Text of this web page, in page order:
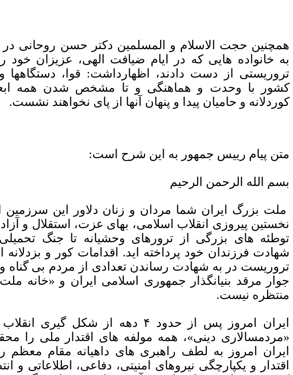
همچنین حجت الاسلام و المسلمین دکتر حسن روحانی در
به خانواده هایی که در ایام ضیافت الهی، عزیزان خود
تروریستی از دست دادند، اظهارداشت: قوا، دستگاهها و
کشور با وحدت و هماهنگی و تا مشخص شدن همه
کوردلانه و حامیان پیدا و پنهان آنها از پای نخواهند نشست.
متن پیام رییس جمهور به این شرح است:
بسم الله الرحمن الرحیم
ملت بزرگ ایران شما مردان و زنان دلاور این سرزمین
نخستین پیروزی انقلاب اسلامی، بهای عزت، استقلال و
توطئه های بزرگی از ترورهای وحشیانه تا جنگ
شهادت فرزندان خود پرداخته اید. اقدامات کور و بزدلانه
تروریست در به شهادت رساندن تعدادی از مردم بی گناه و
جوار مرقد بنیانگذار جمهوری اسلامی ایران و «خانه
منتظره نیست.
ایران امروز پس از حدود ۴ دهه از شکل
«مردمسالاری دینی»، همه مولفه های اقتدار ملی را
ایران امروز به لطف راهبری های داهیانه مقام معظم
اقتدار و یکپارچگی نیروهای امنیتی، دفاعی، اطلاعاتی و